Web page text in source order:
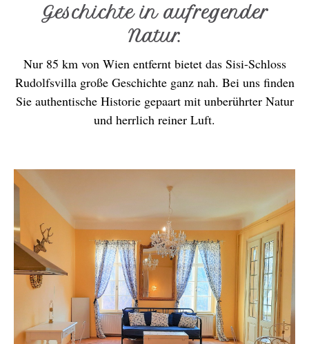
Geschichte in aufregender
Natur.
Nur 85 km von Wien entfernt bietet das Sisi-Schloss
Rudolfsvilla große Geschichte ganz nah. Bei uns finden
Sie authentische Historie gepaart mit unberührter Natur
und herrlich reiner Luft.